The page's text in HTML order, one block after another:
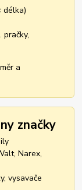
délka)
a
značky
Narex,
vysavače